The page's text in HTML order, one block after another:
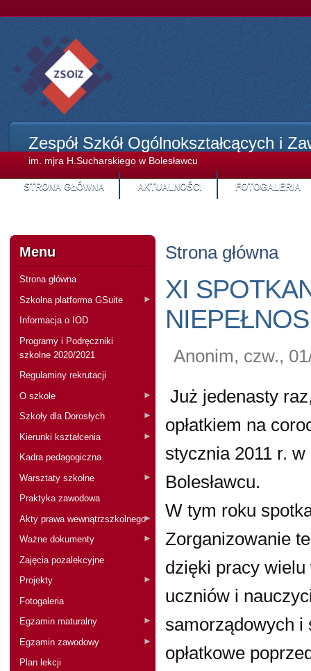
Zespół Szkół Ogólnokształcących i
im. mjra H.Sucharskiego w Bolesławcu
STRONA GŁÓWNA AKTUALNOŚCI FOTOGALERIA
Menu
Strona główna
Szkolna platforma GSuite
Informacja o IOD
Programy i Podręczniki
szkolne 2020/2021
Regulaminy rekrutacji
O szkole
Szkoły dla Dorosłych
Kierunki kształcenia
Kadra pedagogiczna
Warsztaty szkolne
Praktyka zawodowa
Akty prawa wewnątrzszkolnego
Ważne dokumenty
Zajęcia pozalekcyjne
Projekty
Fotogaleria
Egzamin maturalny
Egzamin zawodowy
Plan lekcji
Strona główna
XI
Anonim, czw.,
Już jedenasty
opłatkiem na
stycznia 2011 r.
Bolesławcu.
W tym roku
Zorganizowanie
dzięki pracy
uczniów i
samorządowych i
opłatkowe